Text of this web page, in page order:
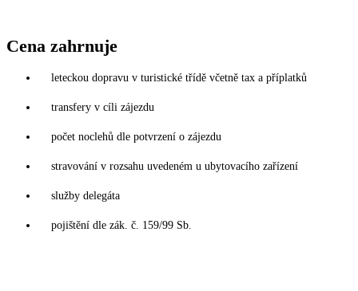
Cena zahrnuje
leteckou dopravu v turistické třídě včetně tax a příplatků
transfery v cíli zájezdu
počet noclehů dle potvrzení o zájezdu
stravování v rozsahu uvedeném u ubytovacího zařízení
služby delegáta
pojištění dle zák. č. 159/99 Sb.